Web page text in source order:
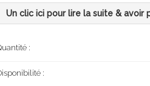
Un clic ici pour lire la suite & avoir
:
: